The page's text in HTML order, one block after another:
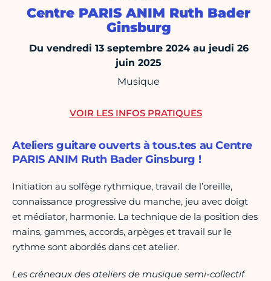
Centre PARIS ANIM Ruth Bader
Ginsburg
Du vendredi 13 septembre 2024 au jeudi 26
juin 2025
Musique
Ateliers guitare ouverts à tous.tes au Centre
PARIS ANIM Ruth Bader Ginsburg !
Initiation au solfège rythmique, travail de l’oreille,
connaissance progressive du manche, jeu avec doigt
et médiator, harmonie. La technique de la position des
mains, gammes, accords, arpèges et travail sur le
rythme sont abordés dans cet atelier.
Les créneaux des ateliers de musique semi-collectif
VOIR LES INFOS PRATIQUES